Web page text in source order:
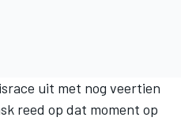
uit met nog veertien
reed op dat moment op